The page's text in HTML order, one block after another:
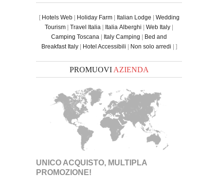
[ Hotels Web| Holiday Farm| Italian Lodge
Wedding
Tourism
Travel Italia Italia Alberghi Web Italy
Camping Toscana
Italy Camping
Bed and
Breakfast Italy| Hotel Accessibili Non solo arredi | ]
PROMUOVI AZIENDA
UNICO ACQUISTO, MULTIPLA
PROMOZIONE!